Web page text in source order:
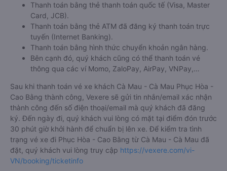
Thanh toán bằng thẻ thanh toán quốc tế (Visa, Master
Card, JCB).
Thanh toán bằng thẻ ATM đã đăng ký thanh toán trực
tuyến (Internet Banking).
Thanh toán bằng hình thức chuyển khoản ngân hàng.
Bên cạnh đó, quý khách cũng có thể thanh toán vé
thông qua các ví Momo, ZaloPay, AirPay, VNPay,…
Sau khi thanh toán vé xe khách Cà Mau - Cà Mau Phục Hòa -
Cao Bằng thành công, Vexere sẽ gửi tin nhắn/email xác nhận
thành công đến số điện thoại/email mà quý khách đã đăng
ký. Đến ngày đi, quý khách vui lòng có mặt tại điểm đón trước
30 phút giờ khởi hành để chuẩn bị lên xe. Để kiểm tra tình
trạng vé xe đi Phục Hòa - Cao Bằng từ Cà Mau - Cà Mau đã
đặt, quý khách vui lòng truy cập https://vexere.com/vi-
VN/booking/ticketinfo